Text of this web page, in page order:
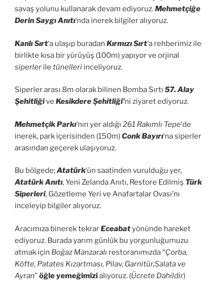
savaş yolunu kullanarak devam ediyoruz.Mehmetçiğe
Derin Saygı Anıtı‘nda inerek bilgiler alıyoruz.
Kanlı Sırt‘a ulaşıp buradan Kırmızı Sırt‘a rehberimiz ile
birlikte kısa bir yürüyüş (100m) yapıyor ve orjinal
siperler ile tünelleri inceliyoruz.
Siperler arası 8m olarak bilinen Bomba Sırtı 57. Alay
Şehitliğive Kesikdere Şehitliği’ni ziyaret ediyoruz.
Mehmetçik Parkı‘nın yer aldığı 261 Rakımlı Tepe‘de
inerek, park içerisinden (150m)Conk Bayırı‘na siperler
arasından geçerek ulaşıyoruz.
Bu bölgede;Atatürk‘ün saatinden vurulduğu yer,
Atatürk Anıtı, Yeni Zelanda Anıtı, Restore Edilmiş Türk
Siperleri, Gözetleme Yeri ve Anafartalar Ovası’nı
inceleyip bilgiler alıyoruz.
Aracımıza binerek tekrarEceabatyönünde hareket
ediyoruz. Burada yarım günlük bu yorgunluğumuzu
atmak için Boğaz Manzaralı restoranımızda “Çorba,
Köfte, Patates Kızartması, Pilav, Garnitür,Salata ve
Ayran”öğle yemeğimizialıyoruz. (Ücrete Dahildir)